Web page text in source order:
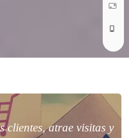
clientes, atrae visitas y